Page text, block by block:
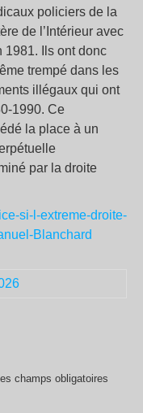
policiers de la
de l’Intérieur avec
1981. Ils ont donc
trempé dans les
illégaux qui ont
1990. Ce
la place à un
par la droite
si-l-extreme-droite-
Blanchard
champs obligatoires